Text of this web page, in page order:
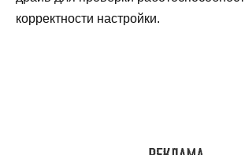
корректности настройки.